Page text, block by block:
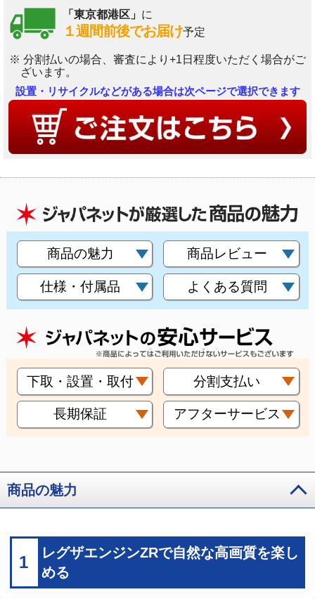
「東京都港区」 に
１週間前後でお届け予定
※ 分割払いの場合、審査により+1日程度いただく場合がご
ざいます。
設置・リサイクルなどがある場合は次ページで選択できます
商品の魅力 商品レビュー
仕様・付属品 よくある質問
下取・設置・取付 分割支払い
長期保証 アフターサービス
商品の魅力
1
レグザエンジンZRで自然な高画質を楽し
める